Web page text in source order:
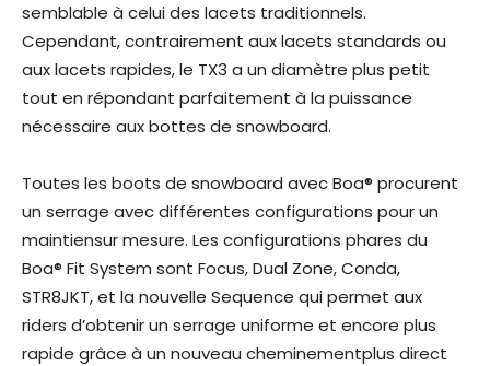
semblable à celui des lacets traditionnels.
Cependant, contrairement aux lacets standards ou
aux lacets rapides, le TX3 a un diamètre plus petit
tout en répondant parfaitement à la puissance
nécessaire aux bottes de snowboard.
Toutes les boots de snowboard avec Boa® procurent
un serrage avec différentes configurations pour un
maintiensur mesure. Les configurations phares du
Boa® Fit System sont Focus, Dual Zone, Conda,
STR8JKT, et la nouvelle Sequence qui permet aux
riders d’obtenir un serrage uniforme et encore plus
rapide grâce à un nouveau cheminementplus direct